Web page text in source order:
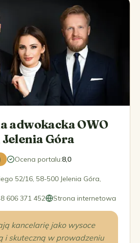
adwokacka OWO
Góra
Ocena portalu:8,0
52/16, 58-500 Jelenia Góra,
606 371 452 Strona internetowa
kancelarię jako wysoce
i skuteczną w prowadzeniu